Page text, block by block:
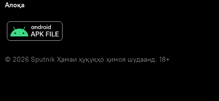
Алоқа
© 2026 Sputnik Ҳамаи ҳуқуқҳо ҳимоя шудаанд. 18+